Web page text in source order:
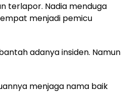
terlapor. Nadia menduga
menjadi pemicu
adanya insiden. Namun
menjaga nama baik